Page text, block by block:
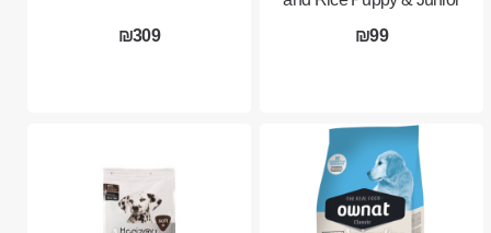
₪99
₪309